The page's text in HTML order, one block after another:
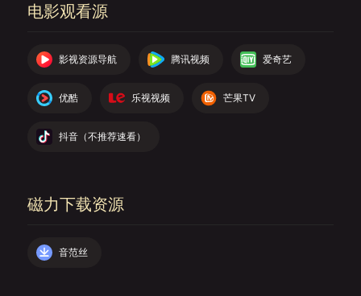
电影观看源
影视资源导航 腾讯视频 爱奇艺
优酷 乐视视频 芒果TV
抖音（不推荐速看）
磁力下载资源
音范丝